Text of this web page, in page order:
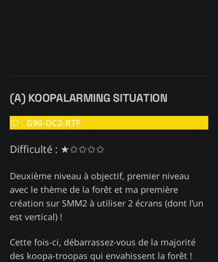
(A) KOOPALARMING SITUATION
ID : G90-DC2-RTF
Difficulté : ★✩✩✩✩
Deuxième niveau à objectif, premier niveau
avec le thème de la forêt et ma première
création sur SMM2 à utiliser 2 écrans (dont l’un
est vertical) !
Cette fois-ci, débarrassez-vous de la majorité
des koopa-troopas qui envahissent la forêt !